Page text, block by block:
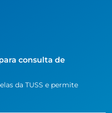
consulta de
da TUSS e permite